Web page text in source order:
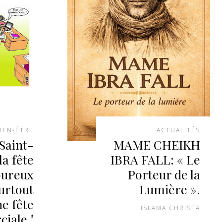
ÊTRE
fête
fête
ACTUALITÉS
MAME CHEIKH
IBRA FALL: « Le
Porteur de la
Lumière ».
ISLAMA CHRISTA